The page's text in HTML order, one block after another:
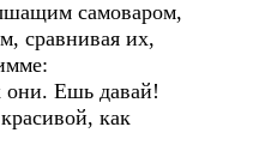
самоваром,
сравнивая их,
они. Ешь давай!
как